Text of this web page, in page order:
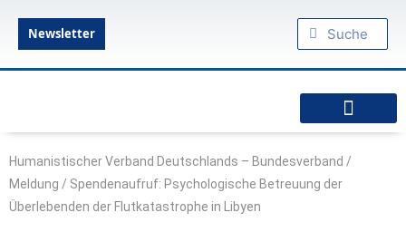
Inhalt
springen
Newsletter Suche
Suche
Humanistischer Verband Deutschlands – Bundesverband /
Meldung / Spendenaufruf: Psychologische Betreuung der
Überlebenden der Flutkatastrophe in Libyen